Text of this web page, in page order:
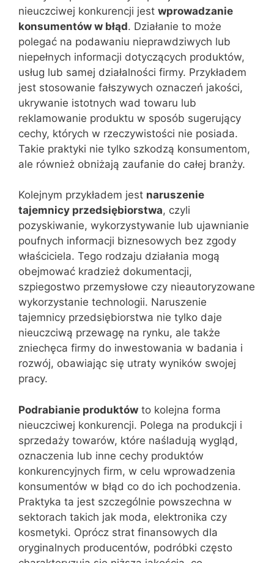
nieuczciwej konkurencji jest wprowadzanie
konsumentów w błąd. Działanie to może
polegać na podawaniu nieprawdziwych lub
niepełnych informacji dotyczących produktów,
usług lub samej działalności firmy. Przykładem
jest stosowanie fałszywych oznaczeń jakości,
ukrywanie istotnych wad towaru lub
reklamowanie produktu w sposób sugerujący
cechy, których w rzeczywistości nie posiada.
Takie praktyki nie tylko szkodzą konsumentom,
ale również obniżają zaufanie do całej branży.
Kolejnym przykładem jest naruszenie
tajemnicy przedsiębiorstwa, czyli
pozyskiwanie, wykorzystywanie lub ujawnianie
poufnych informacji biznesowych bez zgody
właściciela. Tego rodzaju działania mogą
obejmować kradzież dokumentacji,
szpiegostwo przemysłowe czy nieautoryzowane
wykorzystanie technologii. Naruszenie
tajemnicy przedsiębiorstwa nie tylko daje
nieuczciwą przewagę na rynku, ale także
zniechęca firmy do inwestowania w badania i
rozwój, obawiając się utraty wyników swojej
pracy.
Podrabianie produktów to kolejna forma
nieuczciwej konkurencji. Polega na produkcji i
sprzedaży towarów, które naśladują wygląd,
oznaczenia lub inne cechy produktów
konkurencyjnych firm, w celu wprowadzenia
konsumentów w błąd co do ich pochodzenia.
Praktyka ta jest szczególnie powszechna w
sektorach takich jak moda, elektronika czy
kosmetyki. Oprócz strat finansowych dla
oryginalnych producentów, podróbki często